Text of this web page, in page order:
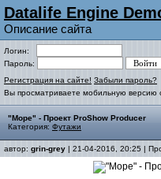
Datalife Engine
Описание сайта
Логин:
Пароль:
Регистрация на сайте! Забыли пароль?
Вы просматриваете мобильную версию
"Море" - Проект ProShow Producer
Категория: Футажи
автор: grin-grey | 21-04-2016, 20:25 |